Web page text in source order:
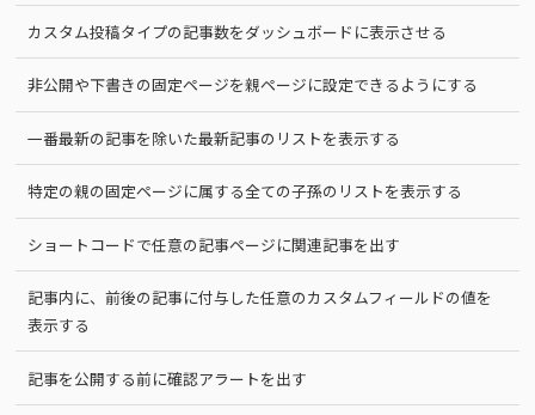
カスタム投稿タイプの記事数をダッシュボードに表示させる
非公開や下書きの固定ページを親ページに設定できるようにする
一番最新の記事を除いた最新記事のリストを表示する
特定の親の固定ページに属する全ての子孫のリストを表示する
ショートコードで任意の記事ページに関連記事を出す
記事内に、前後の記事に付与した任意のカスタムフィールドの値を
表示する
記事を公開する前に確認アラートを出す